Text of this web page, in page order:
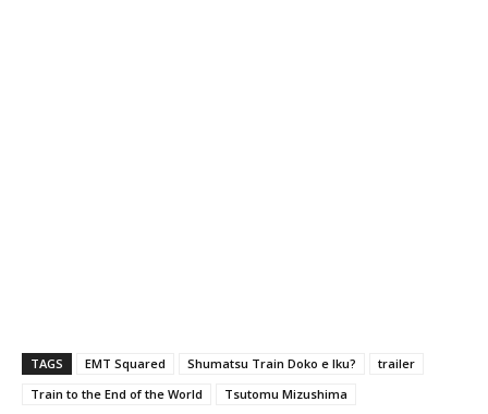
TAGS EMT Squared Shumatsu Train Doko e Iku?
trailer
Train to the End of the World
Tsutomu Mizushima